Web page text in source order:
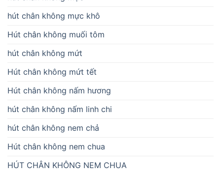
hút chân không mực khô
Hút chân không muối tôm
hút chân không mứt
Hút chân không mứt tết
Hút chân không nấm hương
hút chân không nấm linh chi
hút chân không nem chả
Hút chân không nem chua
HÚT CHÂN KHÔNG NEM CHUA